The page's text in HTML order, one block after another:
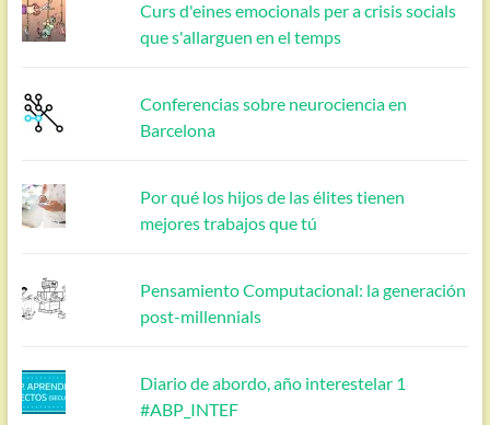
Curs d'eines emocionals per a crisis socials
que s'allarguen en el temps
Conferencias sobre neurociencia en
Barcelona
Por qué los hijos de las élites tienen
mejores trabajos que tú
Pensamiento Computacional: la generación
post-millennials
Diario de abordo, año interestelar 1
#ABP_INTEF